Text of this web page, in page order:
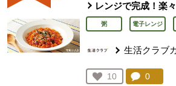
レンジで完成！楽
粥 電子レンジ
生活クラブ
お気に入り登録：
10
コメン
0